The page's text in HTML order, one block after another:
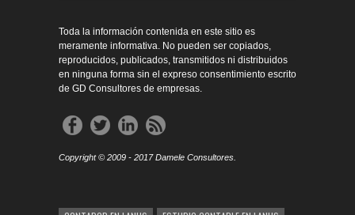
Toda la información contenida en este sitio es
meramente informativa. No pueden ser copiados,
reproducidos, publicados, transmitidos ni distribuidos
en ninguna forma sin el expreso consentimiento escrito
de GD Consultores de empresas.
Copyright © 2009 - 2017 Damele Consultores.